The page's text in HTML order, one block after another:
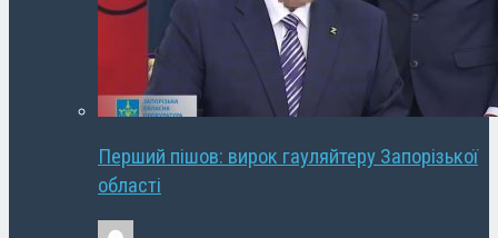
Перший пішов: вирок гауляйтеру Запорізької
області